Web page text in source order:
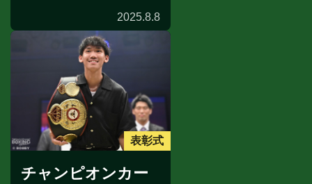
2025.8.8
表彰式
チャンピオンカー